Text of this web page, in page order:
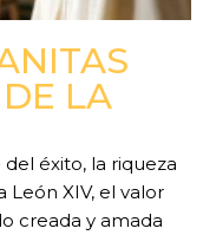
LA
éxito, la riqueza
XIV, el valor
creada y amada